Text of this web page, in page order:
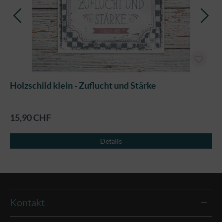
Holzschild klein - Zuflucht und Stärke
15,90 CHF
Details
Kontakt